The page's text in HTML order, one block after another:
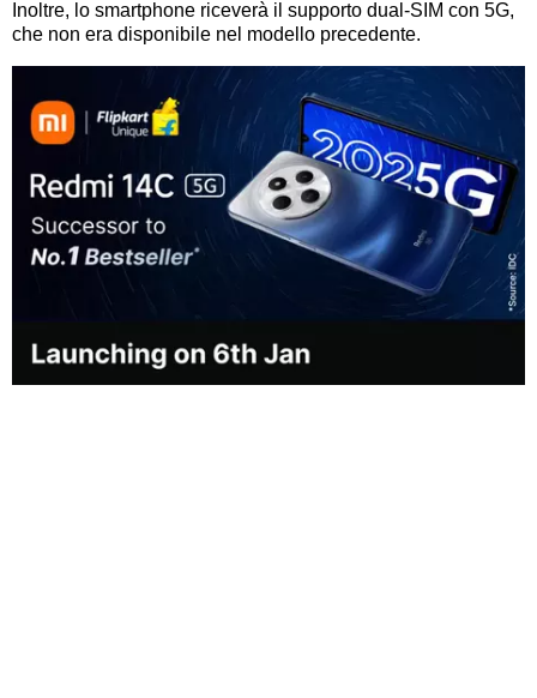
Inoltre, lo smartphone riceverà il supporto dual-SIM con 5G,
che non era disponibile nel modello precedente.